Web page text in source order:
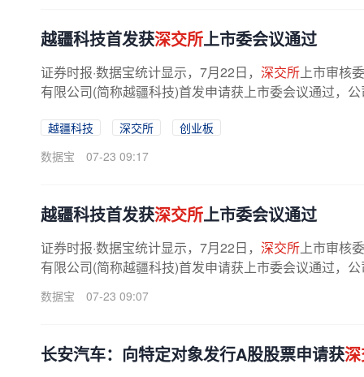
越疆科技首发获深交所上市委会议通过
证券时报·数据宝统计显示，7月22日， 深交所上市审核
有限公司(简称越疆科技)首发申请获上市委会议通过，
越疆科技 深交所
创业板
数据宝
07-23 09:17
越疆科技首发获深交所上市委会议通过
证券时报·数据宝统计显示，7月22日， 深交所上市审核
有限公司(简称越疆科技)首发申请获上市委会议通过，
数据宝 07-23 09:07
长安汽车：向特定对象发行A股股票申请获